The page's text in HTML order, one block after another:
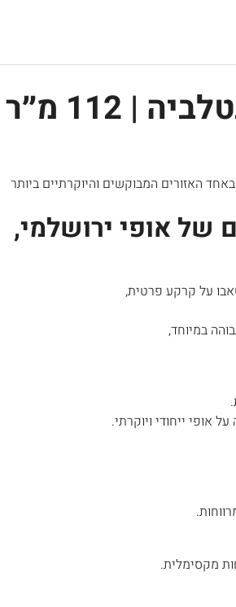
דירת יוקרה נדירה למכירה בטלביה | 112 מ״ר
האזורים המבוקשים והיוקרתיים ביותר
של אופי ירושלמי,
על קרקע פרטית,
במיוחד,
אופי ייחודי ויוקרתי.
מקסימלית.